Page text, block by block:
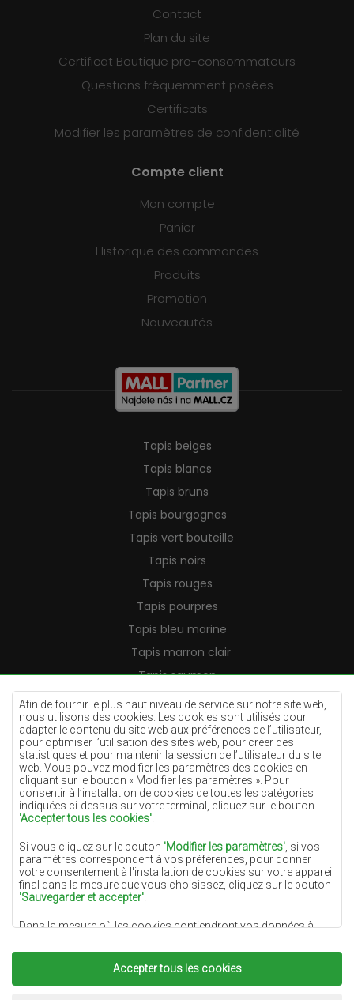
Afin de fournir le plus haut niveau de service sur notre site web,
nous utilisons des cookies. Les cookies sont utilisés pour
adapter le contenu du site web aux préférences de l’utilisateur,
pour optimiser l’utilisation des sites web, pour créer des
statistiques et pour maintenir la session de l’utilisateur du site
web. Vous pouvez modifier les paramètres des cookies en
cliquant sur le bouton « Modifier les paramètres ». Pour
consentir à l’installation de cookies de toutes les catégories
indiquées ci-dessus sur votre terminal, cliquez sur le bouton
'Accepter tous les cookies'
Si vous cliquez sur le bouton 'Modifier les paramètres' , si vos
paramètres correspondent à vos préférences, pour donner
votre consentement à l'installation de cookies sur votre appareil
final dans la mesure que vous choisissez, cliquez sur le bouton
'Sauvegarder et accepter'
Dans la mesure où les cookies contiendront vos données à
du responsable du traitement des données (DYWANYCHEMEX)
ou de tiers sous la forme de la fourniture de services de haute
qualité sur notre site Web et des activités de marketing du
responsable du traitement des données et de ses Partenaires de
Accepter tous les cookies
Contact
Plan du site
Certificat Boutique pro-consommateurs
Questions fréquemment posées
Certificats
Modifier les paramètres de confidentialité
Compte client
Mon compte
Panier
Historique des commandes
Produits
Promotion
Nouveautés
Tapis beiges
Tapis blancs
Tapis bruns
Tapis bourgognes
Tapis vert bouteille
Tapis noirs
Tapis rouges
Tapis pourpres
Tapis bleu marine
Tapis marron clair
Tapis saumon
Tapis crème
Tapis lilas
Tapis jaunes
Tapis menthe
Tapis bleus
Tapis oranges
Tapis gris
Tapis terre cuite
Tapis dorés